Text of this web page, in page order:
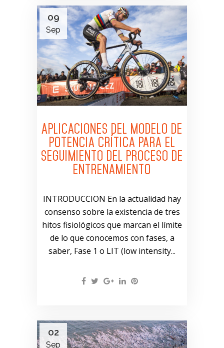
09
Sep
APLICACIONES DEL MODELO DE
POTENCIA CRÍTICA PARA EL
SEGUIMIENTO DEL PROCESO DE
ENTRENAMIENTO
INTRODUCCION En la actualidad hay
consenso sobre la existencia de tres
hitos fisiológicos que marcan el límite
de lo que conocemos con fases, a
saber, Fase 1 o LIT (low intensity...
02
Sep